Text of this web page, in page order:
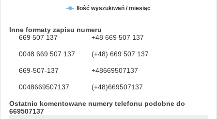
Ilość wyszukiwań / miesiąc
Inne formaty zapisu numeru
669 507 137
+48 669 507 137
0048 669 507 137 (+48) 669 507 137
669-507-137 +48669507137
0048669507137 (+48)669507137
Ostatnio komentowane numery telefonu podobne do
669507137